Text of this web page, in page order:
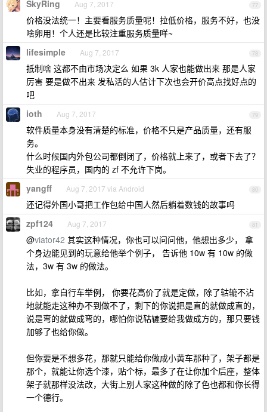
77
SkyRing Aug 7, 2017
价格没法统一！主要看服务质量呢！拉低价格，服务不好，也没
啥卵用！个人还是比较注重服务质量咩~
78
lifesimple Aug 7, 2017
抵制啥 这都不由市场决定么 如果 3k 人家也能做出来 那是人家
厉害 要是做不出来 发私活的人估计下次也会开价高点找好点的
吧
79
ioth Aug 7, 2017
软件质量本身没有清楚的标准，价格不只是产品质量，还有服
务。
什么时候国内外包公司都倒闭了，价格就上来了，或者下去了？
失业的程序员，国内的 zf 不允许下岗。
80
yangff Aug 7, 2017 via Android
还记得外国小哥把工作包给中国人然后躺着数钱的故事吗
81
zpf124 Aug 7, 2017
@viator42 其实这种情况，你也可以问问他，他想出多少， 拿
个身边能见到的玩意给他举个例子， 告诉他 10w 有 10w 的做
法，3w 有 3w 的做法。
比如，拿自行车举例， 你要花高价了就是定做，除了轱辘不沾
地就能走这种办不到做不了，剩下的你说把是直的就做成直的，
说是弯的就做成弯的，哪怕你说轱辘要给我做成方的，那只要钱
加够了也给你做。
但你要是不想多花，那就只能给你做成小黄车那种了，架子都是
那个，就能让你选个漆，贴个标，最多了在让你加个后座，整体
架子就那样没法改，大街上别人家这种做的除了色也都和你长得
一个德行。